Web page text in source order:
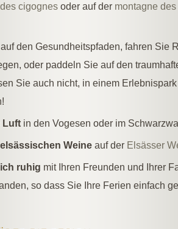
cigognesoder auf der montagne
den Gesundheitspfaden, fahren Sie
oder paddeln Sie auf den
Sie auch nicht, in einem
Luftin den Vogesen oder im
Weineauf der Elsässer
ruhig mit Ihren Freunden und Ihrer
so dass Sie Ihre Ferien einfach